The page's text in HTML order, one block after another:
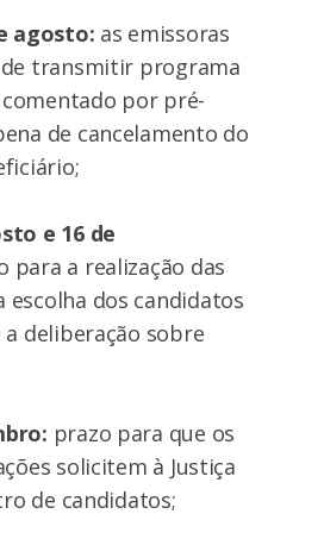
agosto: as emissoras
transmitir programa
por pré-
de cancelamento do
e 16 de
para a realização das
escolha dos candidatos
deliberação sobre
prazo para que os
solicitem à Justiça
de candidatos;